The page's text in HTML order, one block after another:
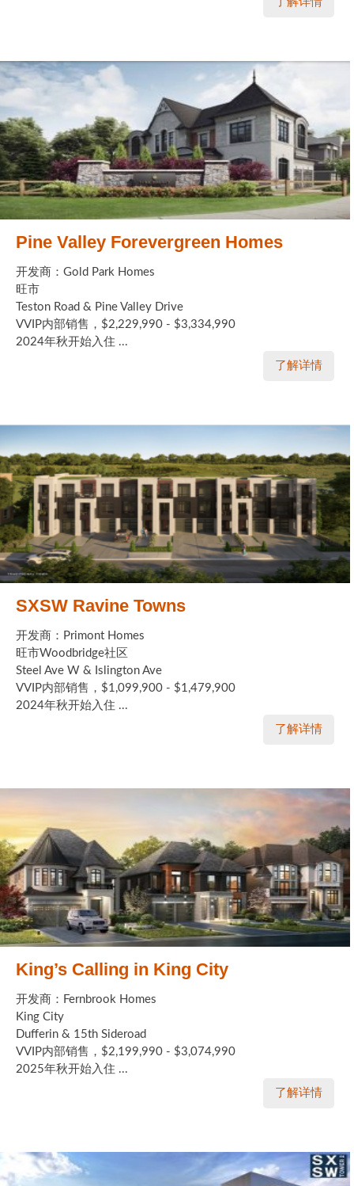
Pine Valley Forevergreen Homes
开发商：Gold Park Homes
旺市
Teston Road & Pine Valley Drive
VVIP内部销售，$2,229,990 - $3,334,990
2024年秋开始入住 ...
了解详情
SXSW Ravine Towns
开发商：Primont Homes
旺市Woodbridge社区
Steel Ave W & Islington Ave
VVIP内部销售，$1,099,900 - $1,479,900
2024年秋开始入住 ...
了解详情
King’s Calling in King City
开发商：Fernbrook Homes
King City
Dufferin & 15th Sideroad
VVIP内部销售，$2,199,990 - $3,074,990
2025年秋开始入住 ...
了解详情